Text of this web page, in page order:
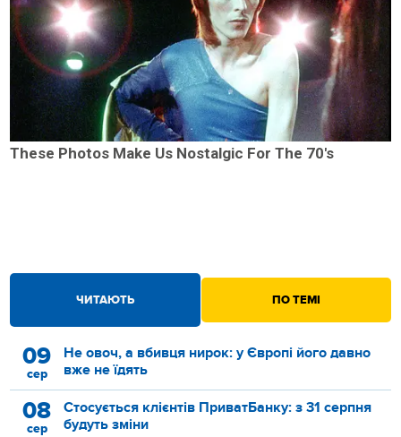
ЧИТАЮТЬ ПО ТЕМІ
09
сер
Не овоч, а вбивця нирок: у Європі його давно
вже не їдять
08
сер
Стосується клієнтів ПриватБанку: з 31 серпня
будуть зміни
These Photos Make Us Nostalgic For The 70's